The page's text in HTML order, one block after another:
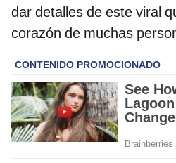
dar detalles de este viral
corazón de muchas